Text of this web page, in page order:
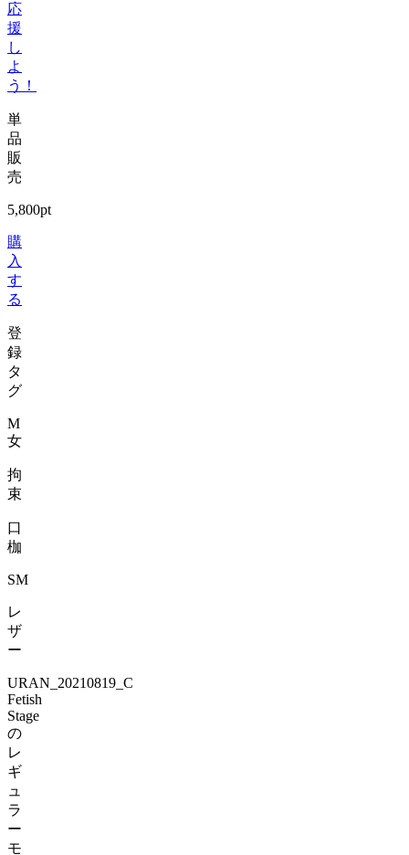
応
援
し
よ
う！
単
品
販
売
5,800pt
購
入
す
る
登
録
タ
グ
M
女
拘
束
口
枷
SM
レ
ザ
ー
URAN_20210819_C
Fetish
Stage
の
レ
ギ
ュ
ラ
ー
モ